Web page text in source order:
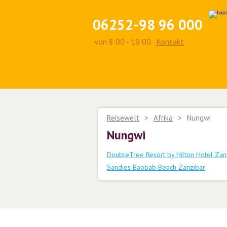
06252-98 96 000
von 8:00 - 19:00. Kontakt
Reisewelt > Afrika > Nungwi
Nungwi
DoubleTree Resort by Hilton Hotel
Sandies Baobab Beach Zanzibar